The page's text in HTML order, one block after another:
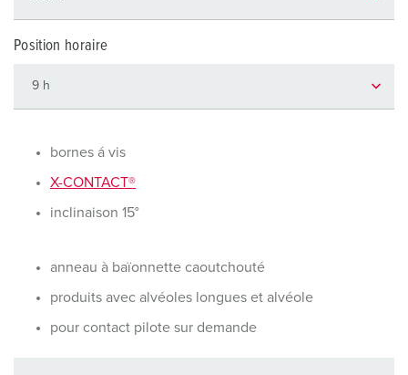
Position horaire
bornes á vis
X-CONTACT®
inclinaison 15°
anneau à baïonnette caoutchouté
produits avec alvéoles longues et alvéole
pour contact pilote sur demande